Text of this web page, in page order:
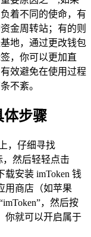
着不同的使命，有
金周转站；有的则
地，通过更改钱包
，你可以更加直
效避免在使用过程
不紊。
体步骤
，仔细寻找
，然后轻轻点击
安装 imToken 钱
用商店（如苹果
，然后按
你就可以开启属于